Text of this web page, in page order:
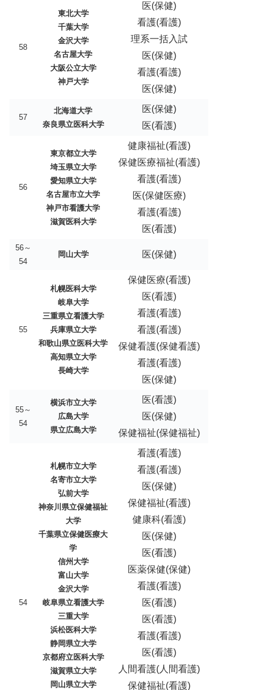
58
東北大学
千葉大学
金沢大学
名古屋大学
大阪公立大学
神戸大学
医(保健)
看護(看護)
理系一括入試
医(保健)
看護(看護)
医(保健)
57
北海道大学
奈良県立医科大学
医(保健)
医(看護)
56
東京都立大学
埼玉県立大学
愛知県立大学
名古屋市立大学
神戸市看護大学
滋賀医科大学
健康福祉(看護)
保健医療福祉(看護)
看護(看護)
医(保健医療)
看護(看護)
医(看護)
56～
54
岡山大学 医(保健)
55
札幌医科大学
岐阜大学
三重県立看護大学
兵庫県立大学
和歌山県立医科大学
高知県立大学
長崎大学
保健医療(看護)
医(看護)
看護(看護)
看護(看護)
保健看護(保健看護)
看護(看護)
医(保健)
55～
54
横浜市立大学
広島大学
県立広島大学
医(看護)
医(保健)
保健福祉(保健福祉)
54
札幌市立大学
名寄市立大学
弘前大学
神奈川県立保健福祉
大学
千葉県立保健医療大
学
信州大学
富山大学
金沢大学
岐阜県立看護大学
三重大学
浜松医科大学
静岡県立大学
京都府立医科大学
滋賀県立大学
岡山県立大学
看護(看護)
看護(看護)
医(保健)
保健福祉(看護)
健康科(看護)
医(保健)
医(看護)
医薬保健(保健)
看護(看護)
医(看護)
医(看護)
看護(看護)
医(看護)
人間看護(人間看護)
保健福祉(看護)